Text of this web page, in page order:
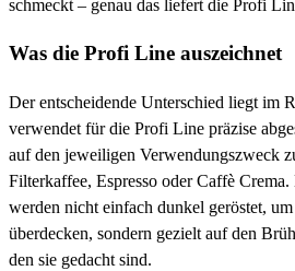
schmeckt – genau das liefert die Profi
Was die Profi Line auszeichnet
Der entscheidende Unterschied liegt im
verwendet für die Profi Line präzise
auf den jeweiligen Verwendungszweck
Filterkaffee, Espresso oder Caffè
werden nicht einfach dunkel geröstet,
überdecken, sondern gezielt auf den
den sie gedacht sind.